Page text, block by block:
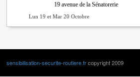
19 avenue de la Sénatorerie
Lun 19 et Mar 20 Octobre
sensibilisation-securite-routiere.frcopyright 2009